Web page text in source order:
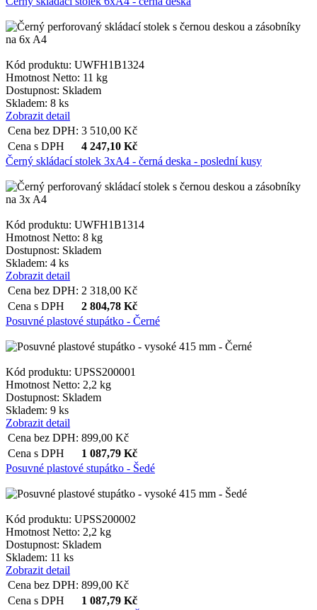
Kód produktu: UWFH1B1324
Hmotnost Netto: 11 kg
Dostupnost: Skladem
Skladem: 8 ks
Zobrazit detail
Cena bez DPH: 3 510,00 Kč
Cena s DPH
4 247,10 Kč
Černý skládací stolek 3xA4 - černá deska - poslední kusy
Kód produktu: UWFH1B1314
Hmotnost Netto: 8 kg
Dostupnost: Skladem
Skladem: 4 ks
Zobrazit detail
Cena bez DPH: 2 318,00 Kč
Cena s DPH
2 804,78 Kč
Posuvné plastové stupátko - Černé
Kód produktu: UPSS200001
Hmotnost Netto: 2,2 kg
Dostupnost: Skladem
Skladem: 9 ks
Zobrazit detail
Cena bez DPH: 899,00 Kč
Cena s DPH
1 087,79 Kč
Posuvné plastové stupátko - Šedé
Kód produktu: UPSS200002
Hmotnost Netto: 2,2 kg
Dostupnost: Skladem
Skladem: 11 ks
Zobrazit detail
Cena bez DPH: 899,00 Kč
Cena s DPH
1 087,79 Kč